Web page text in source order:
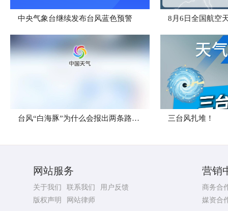
中央气象台继续发布台风蓝色预警 8月6日全国航空
台风“白海豚”为什么会报出两条路径？ 三台风扎堆！
网站服务
关于我们 联系我们
用户反馈
版权声明
网站律师
营销
商务合
媒资合